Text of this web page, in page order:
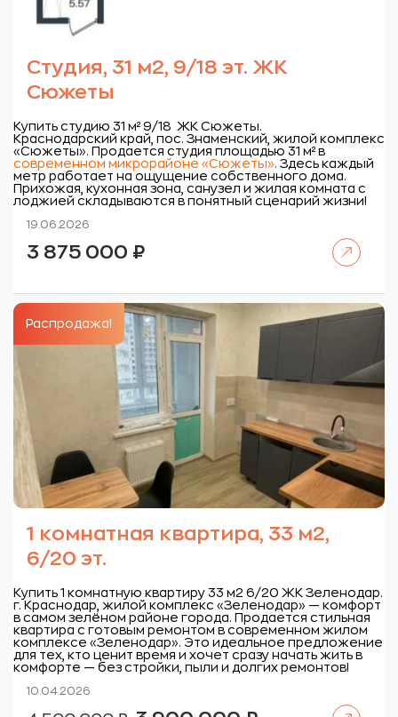
Студия, 31 м2, 9/18 эт. ЖК
Сюжеты
Купить студию 31 м² 9/18 ЖК Сюжеты.
Краснодарский край, пос. Знаменский, жилой комплекс
«Сюжеты». Продается студия площадью 31 м² в
современном микрорайоне «Сюжеты». Здесь каждый
метр работает на ощущение собственного дома.
Прихожая, кухонная зона, санузел и жилая комната с
лоджией складываются в понятный сценарий жизни!
19.06.2026
3 875 000 ₽
Распродажа!
1 комнатная квартира, 33 м2,
6/20 эт.
Купить 1 комнатную квартиру 33 м2 6/20 ЖК Зеленодар.
г. Краснодар, жилой комплекс «Зеленодар» — комфорт
в самом зелёном районе города. Продается стильная
квартира с готовым ремонтом в современном жилом
комплексе «Зеленодар». Это идеальное предложение
для тех, кто ценит время и хочет сразу начать жить в
комфорте — без стройки, пыли и долгих ремонтов!
10.04.2026
Первоначальная Текущая